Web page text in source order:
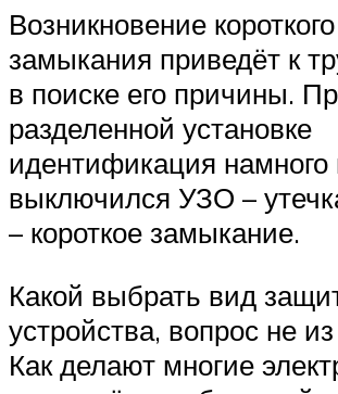
Возникновение короткого
замыкания приведёт к
в поиске его причины.
разделенной установке
идентификация
выключился УЗО –
– короткое замыкание.
Какой выбрать вид
устройства, вопрос не из
Как делают многие